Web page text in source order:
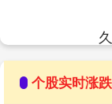
个股实时涨